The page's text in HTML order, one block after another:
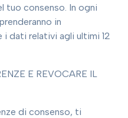
tuo consenso. In ogni
in
dati relativi agli ultimi 12
E REVOCARE IL
di consenso, ti